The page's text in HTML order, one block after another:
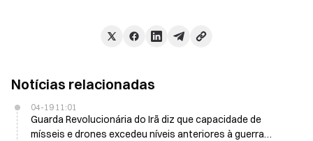
Notícias relacionadas
04-19 11:01
Guarda Revolucionária do Irã diz que capacidade de
mísseis e drones excedeu níveis anteriores à guerra